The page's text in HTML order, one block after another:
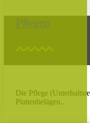
Pflegen
Die Pflege
Plattenbelägen..